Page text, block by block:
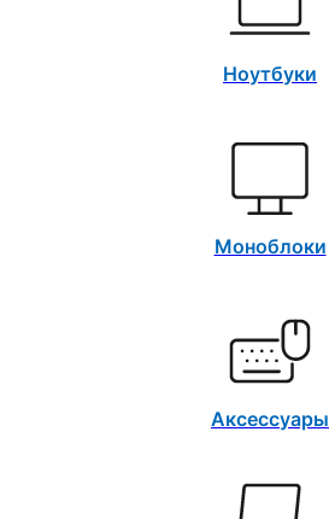
Ноутбуки
Моноблоки
Аксессуары